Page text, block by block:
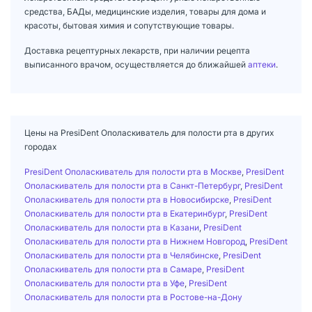
средства, БАДы, медицинские изделия, товары для дома и
красоты, бытовая химия и сопутствующие товары.
Доставка рецептурных лекарств, при наличии рецепта
выписанного врачом, осуществляется до ближайшей аптеки.
Цены на PresiDent Ополаскиватель для полости рта в других
городах
PresiDent Ополаскиватель для полости рта в Москве PresiDent
Ополаскиватель для полости рта в Санкт-Петербург, PresiDent
Ополаскиватель для полости рта в Новосибирске PresiDent
Ополаскиватель для полости рта в Екатеринбург, PresiDent
Ополаскиватель для полости рта в Казани PresiDent
Ополаскиватель для полости рта в Нижнем Новгород PresiDent
Ополаскиватель для полости рта в Челябинске PresiDent
Ополаскиватель для полости рта в Самаре PresiDent
Ополаскиватель для полости рта в Уфе PresiDent
Ополаскиватель для полости рта в Ростове-на-Дону